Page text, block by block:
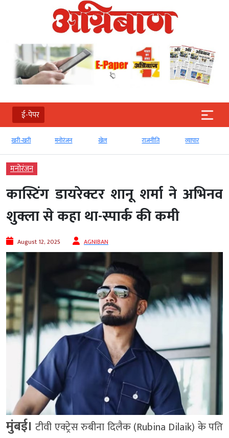
ई-पेपर
खरी-खरी मनोरंजन खेल राजनीति व्‍यापार
मनोरंजन
कास्टिंग डायरेक्टर शानू शर्मा ने अभिनव
शुक्ला से कहा था-स्पार्क की कमी
August 12, 2025 AGNIBAN
मुंबई। टीवी एक्ट्रेस रुबीना दिलैक (Rubina Dilaik) के पति